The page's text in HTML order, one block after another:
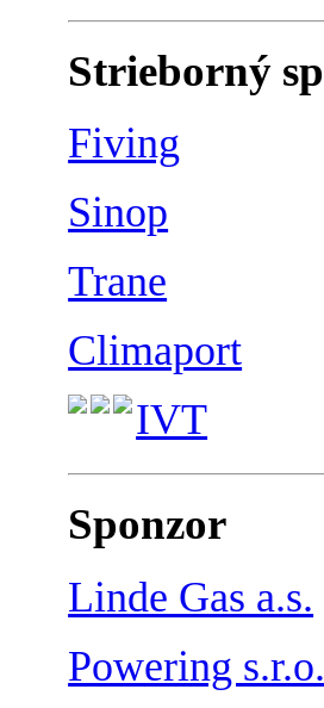
Strieborný
Fiving
Sinop
Trane
Climaport
IVT
Sponzor
Linde Gas a.s.
Powering